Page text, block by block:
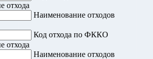
отхода
Наименование отходов
Код отхода по ФККО
отхода
Наименование отходов